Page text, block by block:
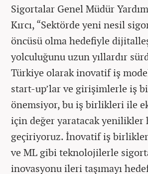
Sigortalar Genel Müdür
Kırcı, “Sektörde yeni nesil
öncüsü olma hedefiyle
yolculuğunu uzun yıllardır
Türkiye olarak inovatif iş
start-up’lar ve girişimlerle iş
önemsiyor, bu iş birlikleri ile
için değer yaratacak yenilikler
geçiriyoruz. İnovatif iş
ve ML gibi teknolojilerle
inovasyonu ileri taşımayı